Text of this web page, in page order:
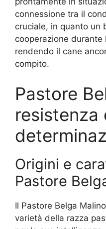
connessione tra il
cruciale, in quanto un
cooperazione durante
rendendo il cane
compito.
Pastore
resistenza
Origini e
Pastore
Il Pastore Belga
varietà della razza